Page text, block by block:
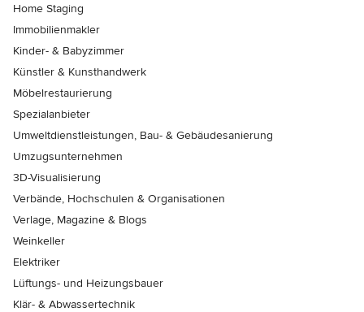
Home Staging
Immobilienmakler
Kinder- & Babyzimmer
Künstler & Kunsthandwerk
Möbelrestaurierung
Spezialanbieter
Umweltdienstleistungen, Bau- & Gebäudesanierung
Umzugsunternehmen
3D-Visualisierung
Verbände, Hochschulen & Organisationen
Verlage, Magazine & Blogs
Weinkeller
Elektriker
Lüftungs- und Heizungsbauer
Klär- & Abwassertechnik